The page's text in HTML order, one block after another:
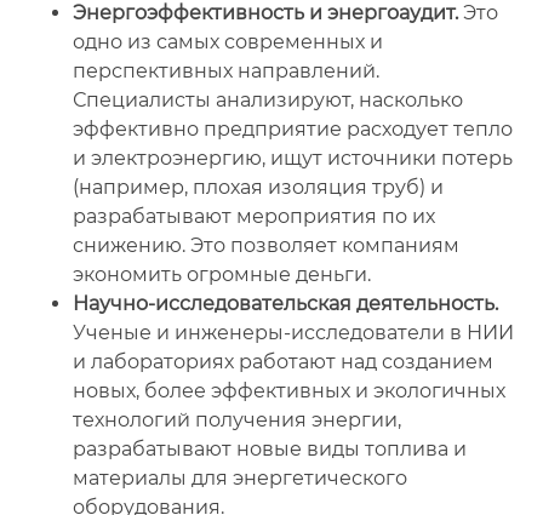
Энергоэффективность и энергоаудит.Это
одно из самых современных и
перспективных направлений.
Специалисты анализируют, насколько
эффективно предприятие расходует тепло
и электроэнергию, ищут источники потерь
(например, плохая изоляция труб) и
разрабатывают мероприятия по их
снижению. Это позволяет компаниям
экономить огромные деньги.
Научно-исследовательская деятельность.
Ученые и инженеры-исследователи в НИИ
и лабораториях работают над созданием
новых, более эффективных и экологичных
технологий получения энергии,
разрабатывают новые виды топлива и
материалы для энергетического
оборудования.